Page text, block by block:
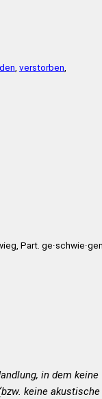
verstorben
Part. ge·schwie·gen
in dem keine
keine akustische